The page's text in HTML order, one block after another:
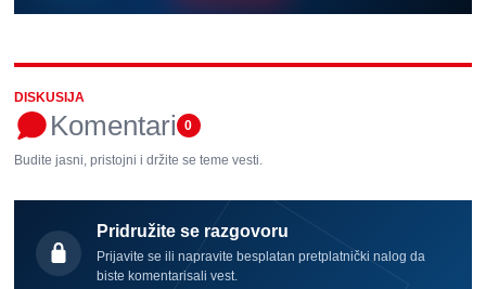
DISKUSIJA
Komentari 0
Budite jasni, pristojni i držite se teme vesti.
Pridružite se razgovoru
Prijavite se ili napravite besplatan pretplatnički nalog da
biste komentarisali vest.